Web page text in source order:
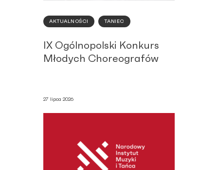
AKTUALNOŚCI TANIEC
IX Ogólnopolski Konkurs
Młodych Choreografów
27 lipca 2026